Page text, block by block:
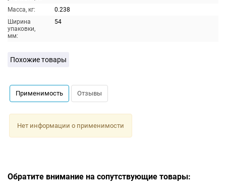
Масса, кг:
0.238
Ширина
упаковки,
мм:
54
Похожие товары
Применимость Отзывы
Нет информации о применимости
Обратите внимание на сопутствующие товары: